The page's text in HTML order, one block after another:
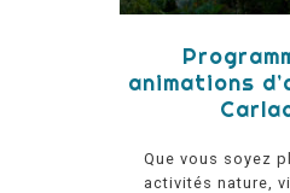
animations
Que vous soyez
activités nature,